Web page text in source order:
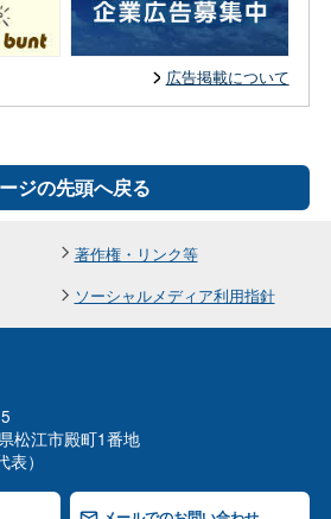
広告掲載について
ジの先頭へ戻る
著作権・リンク等
ソーシャルメディア利用指針
松江市殿町1番地
）